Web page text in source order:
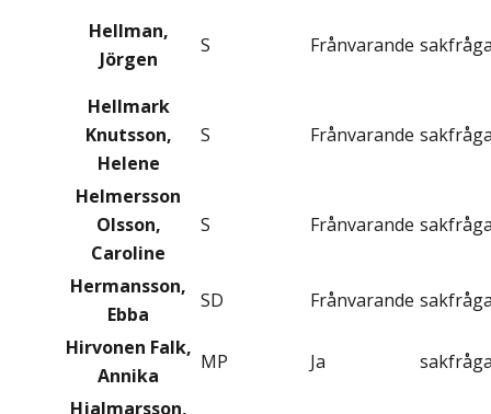
Hellman,
Jörgen
S Frånvarande
Hellmark
Knutsson,
Helene
S Frånvarande
Helmersson
Olsson,
Caroline
S Frånvarande
Hermansson,
Ebba
SD Frånvarande
Hirvonen Falk,
Annika
MP Ja
Hjalmarsson,